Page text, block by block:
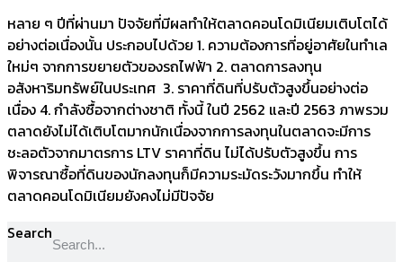
หลาย ๆ ปีที่ผ่านมา ปัจจัยที่มีผลทำให้ตลาดคอนโดมิเนียมเติบโตได้
อย่างต่อเนื่องนั้น ประกอบไปด้วย 1. ความต้องการที่อยู่อาศัยในทำเล
ใหม่ๆ จากการขยายตัวของรถไฟฟ้า 2. ตลาดการลงทุน
อสังหาริมทรัพย์ในประเทศ 3. ราคาที่ดินที่ปรับตัวสูงขึ้นอย่างต่อ
เนื่อง 4. กำลังซื้อจากต่างชาติ ทั้งนี้ ในปี 2562 และปี 2563 ภาพรวม
ตลาดยังไม่ได้เติบโตมากนักเนื่องจากการลงทุนในตลาดจะมีการ
ชะลอตัวจากมาตรการ LTV ราคาที่ดิน ไม่ได้ปรับตัวสูงขึ้น การ
พิจารณาซื้อที่ดินของนักลงทุนก็มีความระมัดระวังมากขึ้น ทำให้
ตลาดคอนโดมิเนียมยังคงไม่มีปัจจัย
Search